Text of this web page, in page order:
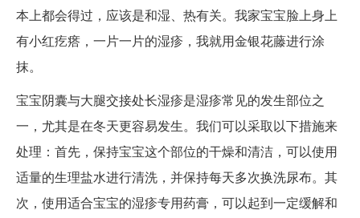
本上都会得过，应该是和湿、热有关。我家宝宝脸上身上
有小红疙瘩，一片一片的湿疹，我就用金银花藤进行涂
抹。
宝宝阴囊与大腿交接处长湿疹是湿疹常见的发生部位之
一，尤其是在冬天更容易发生。我们可以采取以下措施来
处理：首先，保持宝宝这个部位的干燥和清洁，可以使用
适量的生理盐水进行清洗，并保持每天多次换洗尿布。其
次，使用适合宝宝的湿疹专用药膏，可以起到一定缓解和